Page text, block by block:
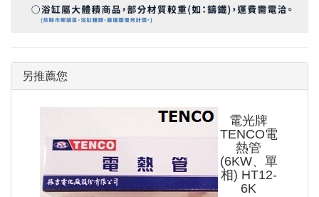
另推薦您
電光牌
TENCO電
熱管
(6KW、單
相) HT12-
6K